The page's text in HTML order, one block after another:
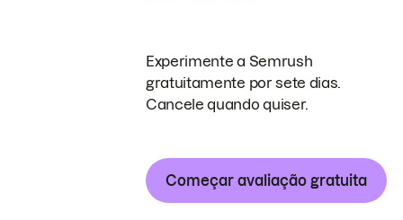
Experimente a Semrush
gratuitamente por sete dias.
Cancele quando quiser.
Começar avaliação gratuita